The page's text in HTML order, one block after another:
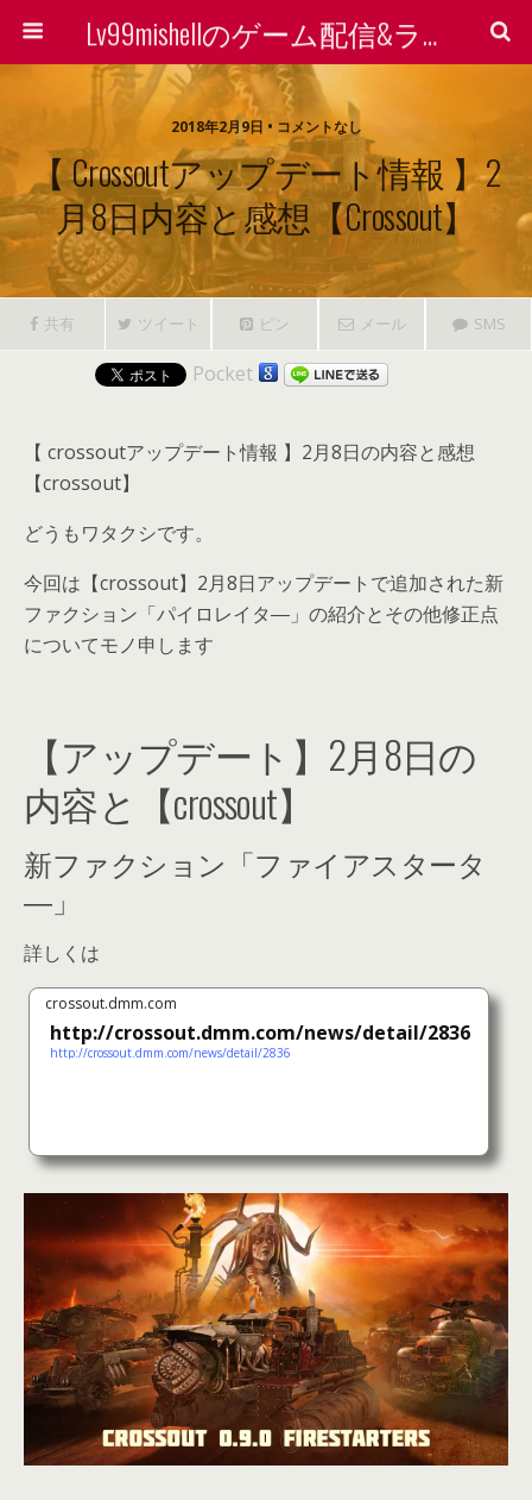
Lv99mishellのゲーム配信&ライン着せ替えで稼ぐ方法を検証する会
2018年2月9日 • コメントなし
【 Crossoutアップデート情報 】2
月8日内容と感想【crossout】
共有 ツイート ピン メール SMS
Pocket
【 crossoutアップデート情報 】2月8日の内容と感想
【crossout】
どうもワタクシです。
今回は【crossout】2月8日アップデートで追加された新
ファクション「パイロレイタ―」の紹介とその他修正点
についてモノ申します
【アップデート】2月8日の
内容と【crossout】
新ファクション「ファイアスタータ
―」
詳しくは
crossout.dmm.com
http://crossout.dmm.com/news/detail/2836
http://crossout.dmm.com/news/detail/2836